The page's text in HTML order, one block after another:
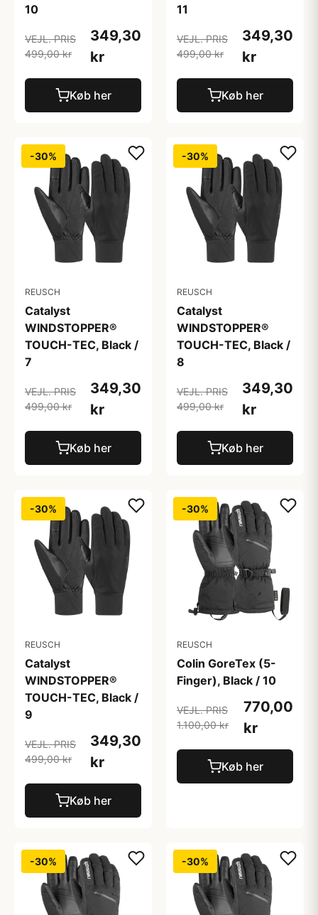
10
VEJL. PRIS
499,00 kr
349,30
kr
Køb her
11
VEJL. PRIS
499,00 kr
349,30
kr
Køb her
-30%
REUSCH
Catalyst
WINDSTOPPER®
TOUCH-TEC, Black /
7
VEJL. PRIS
499,00 kr
349,30
kr
Køb her
-30%
REUSCH
Catalyst
WINDSTOPPER®
TOUCH-TEC, Black /
8
VEJL. PRIS
499,00 kr
349,30
kr
Køb her
-30%
REUSCH
Catalyst
WINDSTOPPER®
TOUCH-TEC, Black /
9
VEJL. PRIS
499,00 kr
349,30
kr
Køb her
-30%
REUSCH
Colin GoreTex (5-
Finger), Black / 10
VEJL. PRIS
1.100,00 kr
770,00
kr
Køb her
-30% -30%